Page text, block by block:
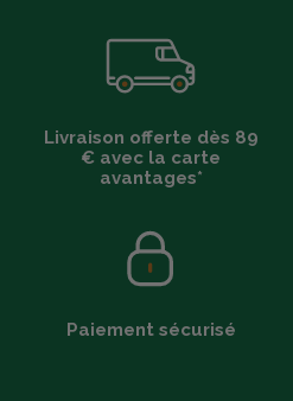
Livraison offerte dès 89
€ avec la carte
avantages*
Paiement sécurisé